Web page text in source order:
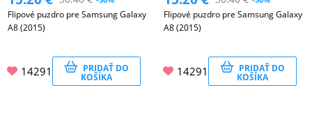
Flipové puzdro pre Samsung Galaxy
A8 (2015)
14291 PRIDAŤ DO
KOŠÍKA
Flipové puzdro pre Samsung Galaxy
A8 (2015)
14291 PRIDAŤ DO
KOŠÍKA